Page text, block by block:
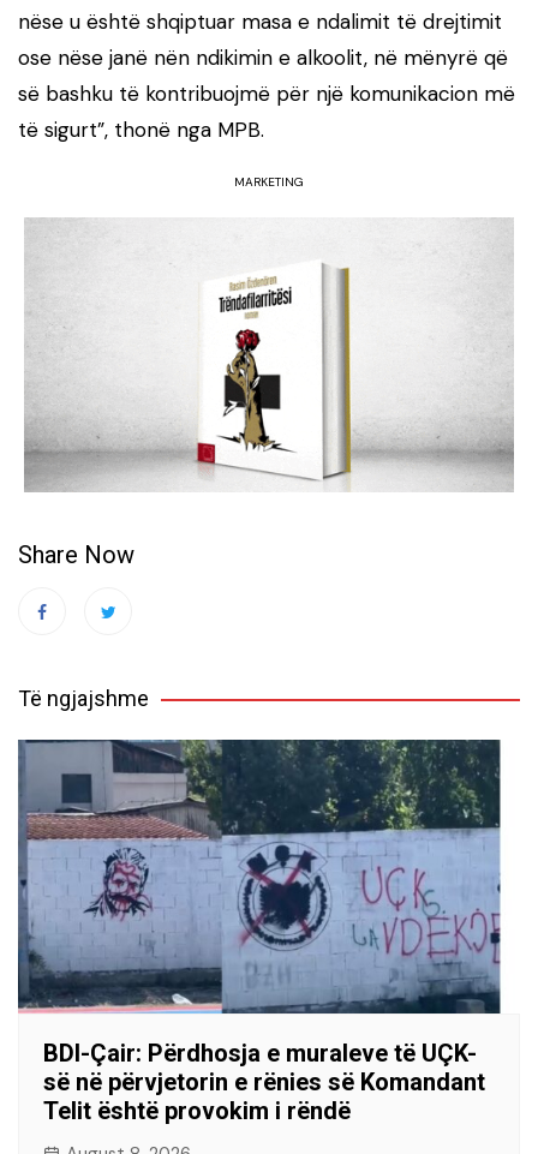
nëse u është shqiptuar masa e ndalimit të drejtimit
ose nëse janë nën ndikimin e alkoolit, në mënyrë që
së bashku të kontribuojmë për një komunikacion më
të sigurt”, thonë nga MPB.
MARKETING
Share Now
Të ngjajshme
BDI-Çair: Përdhosja e muraleve të UÇK-
së në përvjetorin e rënies së Komandant
Telit është provokim i rëndë